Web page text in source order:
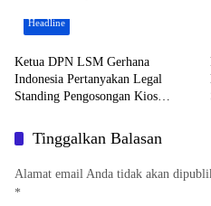
Lapangan FC Family
Headline
Ketua DPN LSM Gerhana
Indonesia Pertanyakan Legal
Standing Pengosongan Kios
Tinggalkan Balasan
Alamat email Anda tidak akan
*